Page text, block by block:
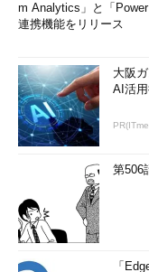
m Analytics」と「
連携機能をリリース
大阪
AI活
第506
「